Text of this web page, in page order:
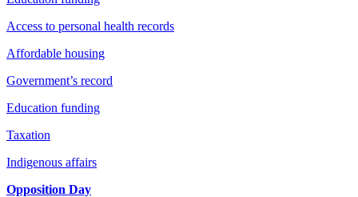
Access to personal health records
Affordable housing
Government’s record
Education funding
Taxation
Indigenous affairs
Opposition Day